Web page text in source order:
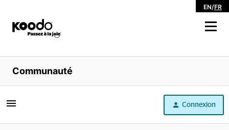
EN/FR
Magasiner
Libre service
Aide
Communauté
Connexion